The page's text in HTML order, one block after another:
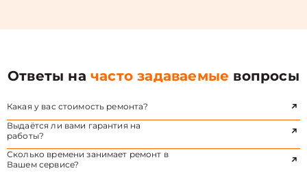
Ответы начасто задаваемые вопросы
Какая у вас стоимость ремонта?
Выдаётся ли вами гарантия на
работы?
Сколько времени занимает ремонт в
Вашем сервисе?